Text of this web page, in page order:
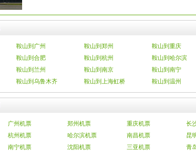
鞍山到广州 鞍山到郑州 鞍山到重庆
鞍山到合肥 鞍山到杭州 鞍山到哈尔滨
鞍山到兰州 鞍山到南京 鞍山到南宁
鞍山到乌鲁木齐 鞍山到上海虹桥 鞍山到温州
广州机票 郑州机票 重庆机票 长
杭州机票 哈尔滨机票 南昌机票 昆
南宁机票 沈阳机票 三亚机票 青